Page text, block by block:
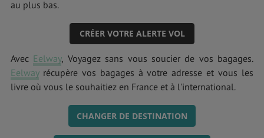
au plus bas.
CRÉER VOTRE ALERTE VOL
Avec Eelway, Voyagez sans vous soucier de vos bagages.
Eelwayrécupère vos bagages à votre adresse et vous les
livre où vous le souhaitiez en France et à l'international.
CHANGER DE DESTINATION